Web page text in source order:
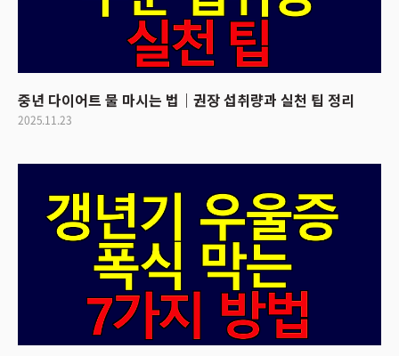
중년 다이어트 물 마시는 법｜권장 섭취량과 실천 팁 정리
2025.11.23